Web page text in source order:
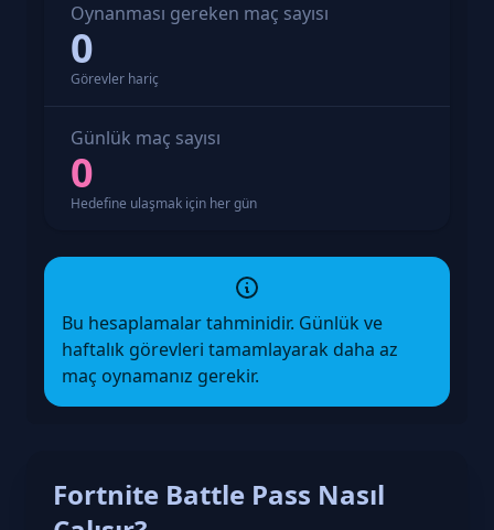
Oynanması gereken maç sayısı
0
Görevler hariç
Günlük maç sayısı
0
Hedefine ulaşmak için her gün
Bu hesaplamalar tahminidir. Günlük ve
haftalık görevleri tamamlayarak daha az
maç oynamanız gerekir.
Fortnite Battle Pass Nasıl